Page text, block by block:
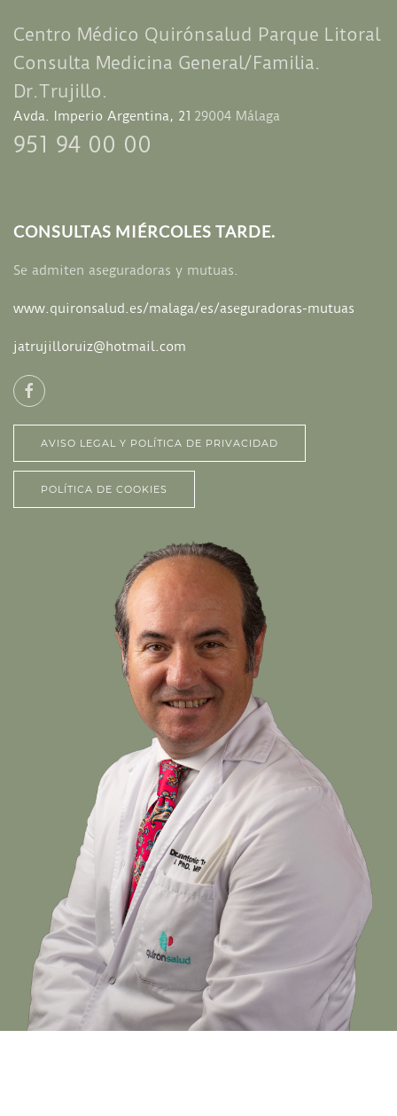
Centro Médico Quirónsalud Parque Litoral
Consulta Medicina General/Familia.
Dr.Trujillo.
Avda. Imperio Argentina, 21 29004 Málaga
951 94 00 00
CONSULTAS MIÉRCOLES TARDE.
Se admiten aseguradoras y mutuas.
www.quironsalud.es/malaga/es/aseguradoras-mutuas
jatrujilloruiz@hotmail.com
AVISO LEGAL Y POLÍTICA DE PRIVACIDAD
POLÍTICA DE COOKIES